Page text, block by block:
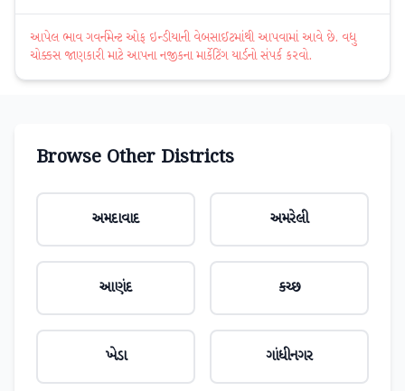
આપેલ ભાવ ગવર્નમેન્ટ ઓફ ઇન્ડીયાની વેબસાઈટમાંથી આપવામાં આવે છે. વધુ
ચોક્કસ જાણકારી માટે આપના નજીકના માર્કેટિંગ યાર્ડનો સંપર્ક કરવો.
Browse Other Districts
અમદાવાદ અમરેલી
આણંદ કચ્છ
ખેડા ગાંધીનગર